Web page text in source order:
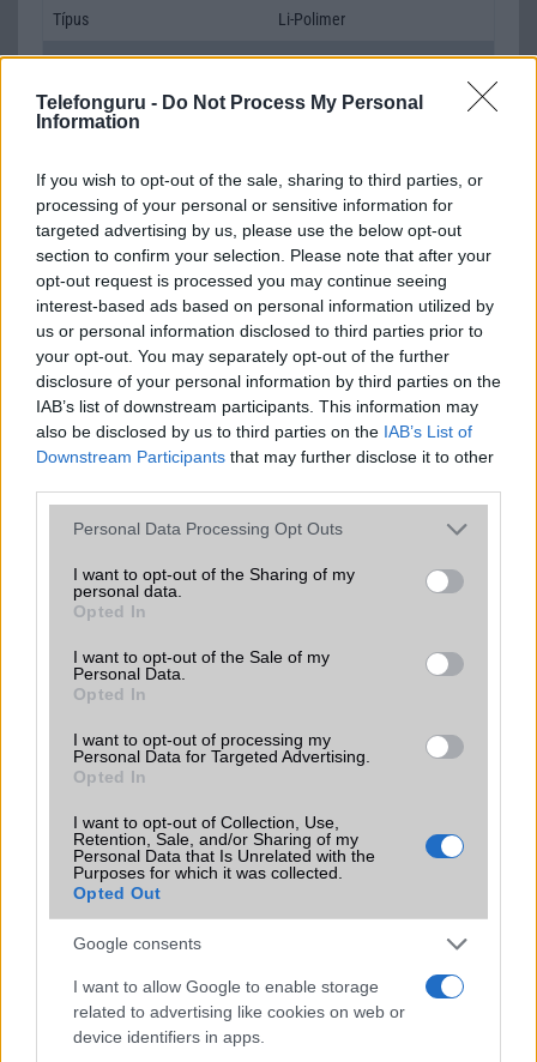
Telefonguru - Do Not Process My Personal
Information
If you wish to opt-out of the sale, sharing to third parties, or
processing of your personal or sensitive information for
targeted advertising by us, please use the below opt-out
section to confirm your selection. Please note that after your
opt-out request is processed you may continue seeing
interest-based ads based on personal information utilized by
us or personal information disclosed to third parties prior to
your opt-out. You may separately opt-out of the further
disclosure of your personal information by third parties on the
IAB’s list of downstream participants. This information may
also be disclosed by us to third parties on the IAB’s List of
Downstream Participants that may further disclose it to other
Please note that this website/app uses one or more Google
not limited to your visit or usage behaviour. You may click to
grant or deny consent to Google and its third-party tags to
use your data for below specified purposes in below Google
consent section.
Personal Data Processing Opt Outs
I want to opt-out of the Sharing of my
personal data.
Opted In
I want to opt-out of the Sale of my
Personal Data.
Opted In
I want to opt-out of processing my
Personal Data for Targeted Advertising.
Opted In
I want to opt-out of Collection, Use,
Retention, Sale, and/or Sharing of my
Personal Data that Is Unrelated with the
Purposes for which it was collected.
Opted Out
Google consents
I want to allow Google to enable storage
related to advertising like cookies on web or
device identifiers in apps.
Típus Li-Polimer
Készenléti idő h /
Az akkumulátor nem vehetõ ki!
Beszélgetési idő h /
ALKALMAZÁSOK ÉS ÉRZÉKELŐK
Java Nincs
Flash/Ujjlenyomat olvasó Fingerprint sensor
SNS integráció alap szolgáltatás
Organizer alap szolgáltatás
Office alkalmazások de = Document viewer & editor
Iránytũ ecompass
EGYÉB
SIM típus
SIM-ek száma 2
Flight mode
Terület Globális
Funkciók HDR10
Brand
Védelem
Limited Edition Nincs
SAR